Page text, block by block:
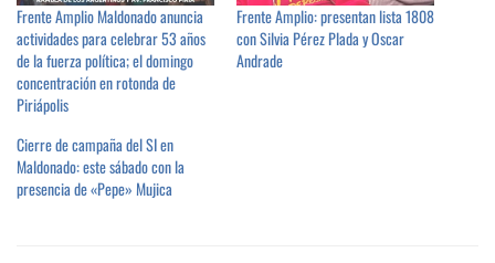
Frente Amplio Maldonado anuncia
actividades para celebrar 53 años
de la fuerza política; el domingo
concentración en rotonda de
Piriápolis
Frente Amplio: presentan lista 1808
con Silvia Pérez Plada y Oscar
Andrade
Cierre de campaña del SI en
Maldonado: este sábado con la
presencia de «Pepe» Mujica